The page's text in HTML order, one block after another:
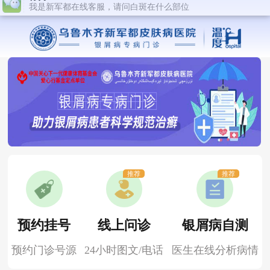
预约挂号
预约门诊号源
线上问诊
24小时图文/电话
推荐
银屑病自测
医生在线分析病情
推荐